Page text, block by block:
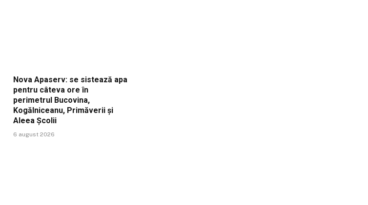
Nova Apaserv: se sistează apa
pentru câteva ore în
perimetrul Bucovina,
Kogălniceanu, Primăverii și
Aleea Școlii
6 august 2026